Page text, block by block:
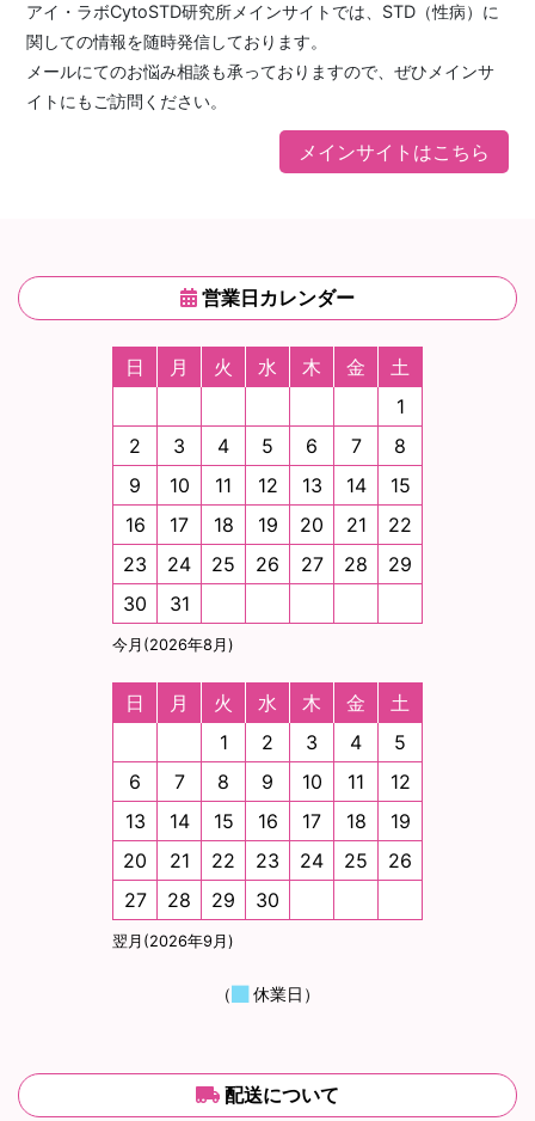
アイ・ラボCytoSTD研究所メインサイトでは、STD（性病）に
関しての情報を随時発信しております。
メールにてのお悩み相談も承っておりますので、ぜひメインサ
イトにもご訪問ください。
メインサイトはこちら
営業日カレンダー
今月(2026年8月)
日 月 火 水 木 金
土
1
2
3 4 5 6 7
8
9
10 11 12 13 14
15
16
17 18 19 20 21
22
23
24 25 26 27 28
29
30
31
翌月(2026年9月)
日 月 火 水 木 金
土
1
2 3 4
5
6
7 8 9 10 11
12
13
14 15 16 17 18
19
20
21 22 23 24 25
26
27
28 29 30
（ 休業日）
配送について